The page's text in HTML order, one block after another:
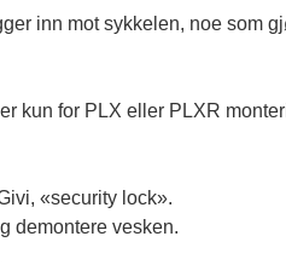
inn mot sykkelen, noe som
kun for PLX eller PLXR
«security lock».
demontere vesken.